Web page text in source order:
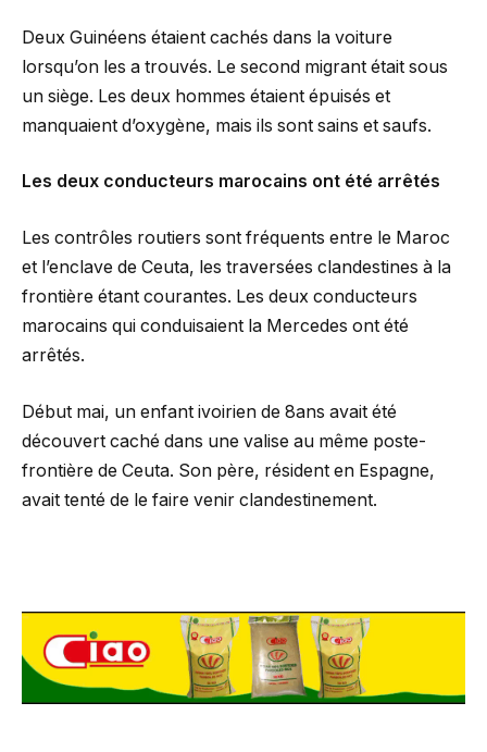
Deux Guinéens étaient cachés dans la voiture
lorsqu’on les a trouvés. Le second migrant était sous
un siège. Les deux hommes étaient épuisés et
manquaient d’oxygène, mais ils sont sains et saufs.
Les deux conducteurs marocains ont été arrêtés
Les contrôles routiers sont fréquents entre le Maroc
et l’enclave de Ceuta, les traversées clandestines à la
frontière étant courantes. Les deux conducteurs
marocains qui conduisaient la Mercedes ont été
arrêtés.
Début mai, un enfant ivoirien de 8ans avait été
découvert caché dans une valise au même poste-
frontière de Ceuta. Son père, résident en Espagne,
avait tenté de le faire venir clandestinement.